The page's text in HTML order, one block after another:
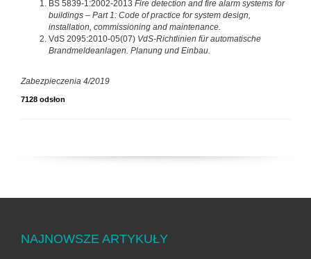
BS 5839-1:2002-2013 Fire detection and fire alarm systems for
buildings – Part 1: Code of practice for system design,
installation, commissioning and maintenance.
VdS 2095:2010-05(07) VdS-Richtlinien für automatische
Brandmeldeanlagen. Planung und Einbau.
Zabezpieczenia 4/2019
7128 odsłon
NAJNOWSZE ARTYKUŁY